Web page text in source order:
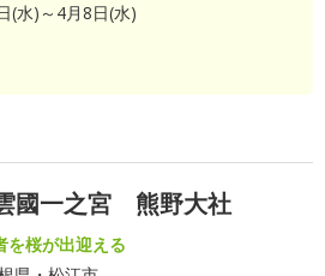
(水)～4月8日(水)
國一之宮 熊野大社
を桜が出迎える